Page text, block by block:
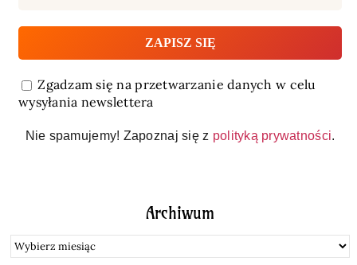
Zgadzam się na przetwarzanie danych w celu
wysyłania newslettera
Nie spamujemy! Zapoznaj się z polityką prywatności.
Archiwum
Archiwum